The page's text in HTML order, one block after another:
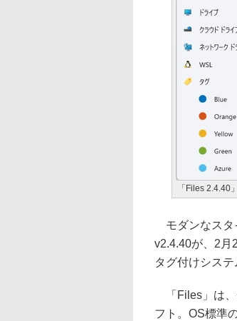
「Files 2.4.40
モダンなスタ
v2.4.40が、2月
タグ付けシステ
「Files」は、
フト。OS標準